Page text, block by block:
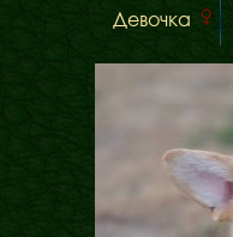
Девочка